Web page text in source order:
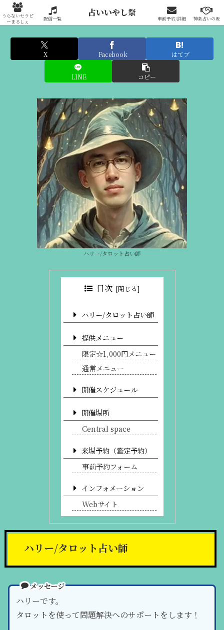
占いいやし祭りへの出展はこちらから
X Facebook はてブ
LINE コピー
ハリー/タロット占い師
目次
ハリー/タロット占い師
提供メニュー
限定☆1,000円メニュー
通常メニュー
開催スケジュール
開催場所
Central space
来場予約（鑑定予約）
事前予約フォーム
インフォメーション
Webサイト
ハリー/タロット占い師
メッセージ
ハリーです。
タロットを使って問題解決へのサポートをします！
うらないセラピ
ーまるしぇ
配信一覧
占いいやし祭
事前予約/詳細 神楽占いの坂